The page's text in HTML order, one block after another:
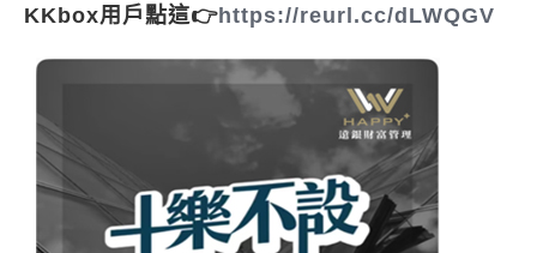
KKbox用戶點這👉https://reurl.cc/dLWQGV